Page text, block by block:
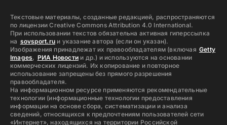
Текстовые материалы, созданные редакцией, распространяются
по лицензии Creative Commons Attribution 4.0 International.
При использовании текстов обязательна активная гиперссылка
на sovsport.ruи указание автора (если он указан).
Изображения принадлежат их правообладателям (включая Getty
Images, РИА Новости и др.) и используются на основании
коммерческих лицензий. Их копирование и повторное
использование запрещены без прямого разрешения
правообладателя.
На информационном ресурсе применяются рекомендательные
технологии (информационные технологии предоставления
информации на основе сбора, систематизации и анализа
сведений, относящихся к предпочтениям пользователей сети
«Интернет», находящихся на территории Российской